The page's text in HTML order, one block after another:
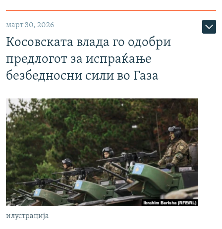
март 30, 2026
Косовската влада го одобри
предлогот за испраќање
безбедносни сили во Газа
илустрација